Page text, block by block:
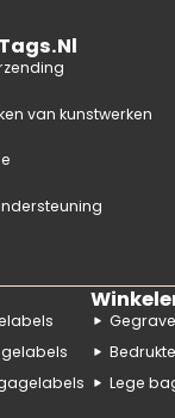
van kunstwerken
Lege